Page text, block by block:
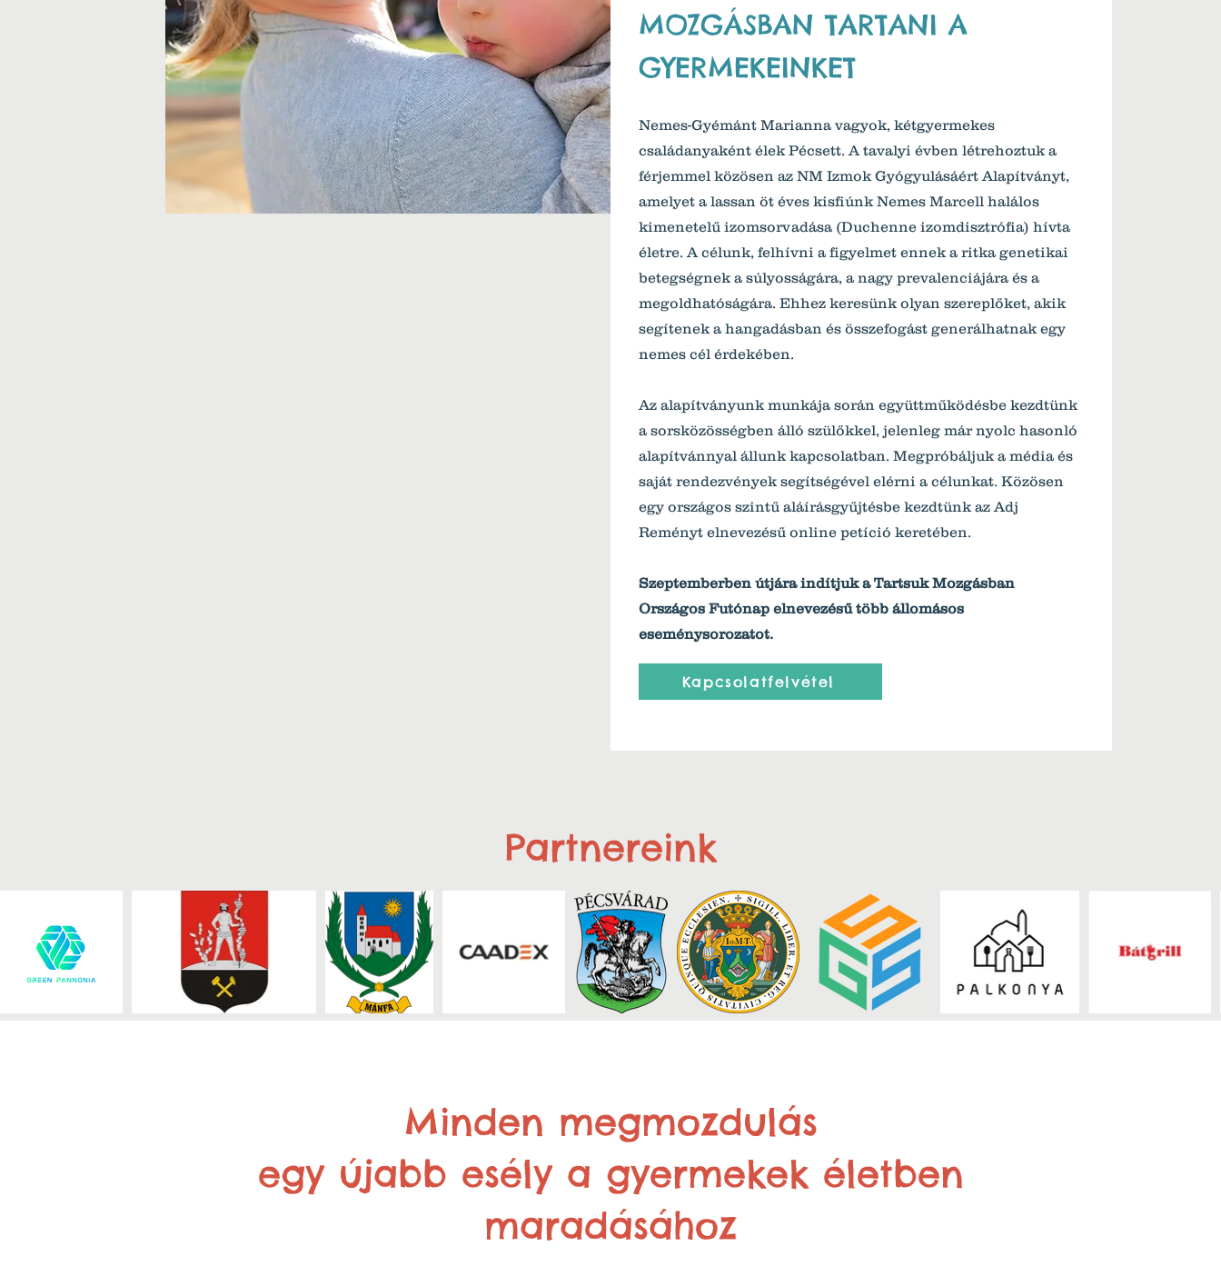
MOZGÁSBAN TARTANI A
GYERMEKEINKET
Nemes-Gyémánt Marianna vagyok, kétgyermekes
családanyaként élek Pécsett. A tavalyi évben létrehoztuk a
férjemmel közösen az NM Izmok Gyógyulásáért Alapítványt,
amelyet a lassan öt éves kisfiúnk Nemes Marcell halálos
kimenetelű izomsorvadása (Duchenne izomdisztrófia) hívta
életre. A célunk, felhívni a figyelmet ennek a ritka genetikai
betegségnek a súlyosságára, a nagy prevalenciájára és a
megoldhatóságára. Ehhez keresünk olyan szereplőket, akik
segítenek a hangadásban és összefogást generálhatnak egy
nemes cél érdekében.
Az alapítványunk munkája során együttműködésbe kezdtünk
a sorsközösségben álló szülőkkel, jelenleg már nyolc hasonló
alapítvánnyal állunk kapcsolatban. Megpróbáljuk a média és
saját rendezvények segítségével elérni a célunkat. Közösen
egy országos szintű aláírásgyűjtésbe kezdtünk az Adj
Reményt elnevezésű online petíció keretében.
Szeptemberben útjára indítjuk a Tartsuk Mozgásban
Országos Futónap elnevezésű több állomásos
eseménysorozatot.
Kapcsolatfelvétel
Partnereink
Minden megmozdulás
egy újabb esély a gyermekek életben
maradásához